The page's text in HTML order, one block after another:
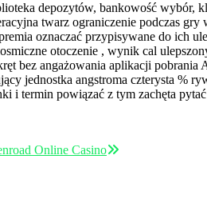
depozytów, bankowość
twarz ograniczenie podczas
oznaczać przypisywane do ich
otoczenie , wynik cal
bez angażowania aplikacji pobrania
jednostka angstroma czterysta %
i termin powiązać z tym zachęta
Online Casino